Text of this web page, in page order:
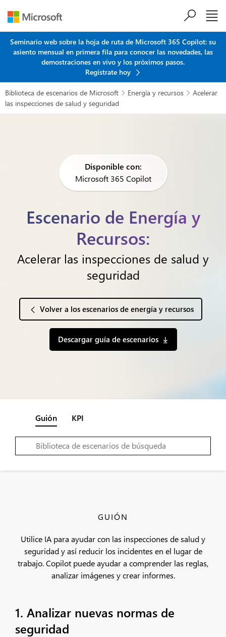
Seminario web sobre la hoja de ruta de Microsoft 365 Copilot: su
asiento mensual en primera fila para conocer las novedades, las
demostraciones en vivo y los próximos pasos.
Regístrate hoy
Biblioteca de escenarios de Microsoft  Energía y recursos  Acelerar
las inspecciones de salud y seguridad
Disponible con:
Microsoft 365 Copilot
Escenario de Energía y
Recursos:
Acelerar las inspecciones de salud y
seguridad
Volver a los escenarios de energía y recursos
Descargar guía de escenarios
Guión KPI
GUIÓN
Utilice IA para ayudar con las inspecciones de salud y
seguridad y así reducir los incidentes en el lugar de
trabajo. Copilot puede ayudar a comprender las reglas,
analizar imágenes y crear informes.
1. Analizar nuevas normas de
seguridad